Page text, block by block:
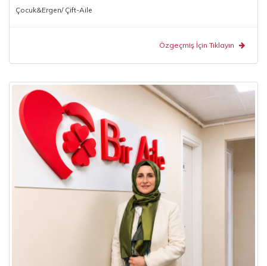
Çocuk&Ergen/ Çift-Aile
Özgeçmiş İçin Tıklayın